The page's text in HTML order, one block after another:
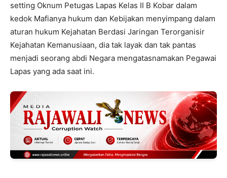
setting Oknum Petugas Lapas Kelas II B Kobar dalam
kedok Mafianya hukum dan Kebijakan menyimpang dalam
aturan hukum Kejahatan Berdasi Jaringan Terorganisir
Kejahatan Kemanusiaan, dia tak layak dan tak pantas
menjadi seorang abdi Negara mengatasnamakan Pegawai
Lapas yang ada saat ini.